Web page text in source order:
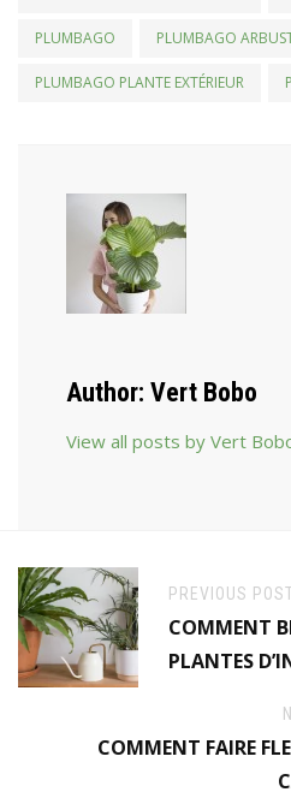
PLUMBAGO PLUMBAGO
PLUMBAGO PLANTE EXTÉRIEUR
Author: Vert Bobo
View all posts by Vert
PREVIOUS
COMMENT
PLANTES
COMMENT FAIRE